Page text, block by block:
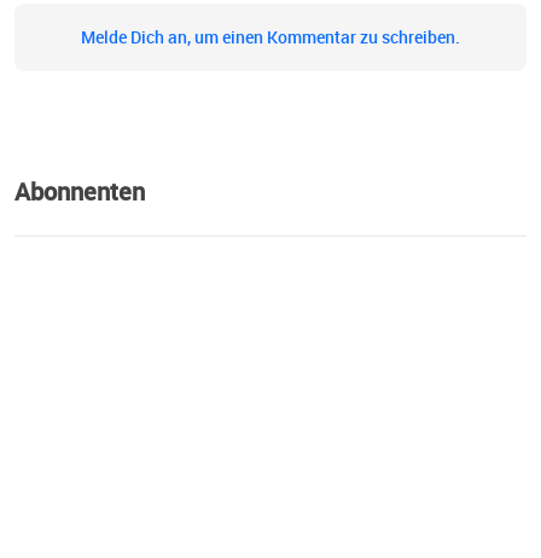
Melde Dich an, um einen Kommentar zu schreiben.
Abonnenten